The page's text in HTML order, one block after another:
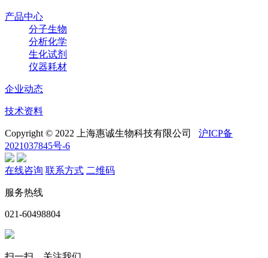
产品中心
分子生物
分析化学
生化试剂
仪器耗材
企业动态
技术资料
Copyright © 2022 上海惠诚生物科技有限公司 沪ICP备
2021037845号-6
在线咨询 联系方式 二维码
服务热线
021-60498804